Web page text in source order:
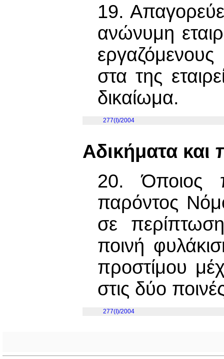
19.
ανώνυμη
στα της
δικαίωμα.
277(I)/2004
Αδικήματα και
20. Όποιος
παρόντος
σε
ποινή
προστίμου
στις δύο
277(I)/2004